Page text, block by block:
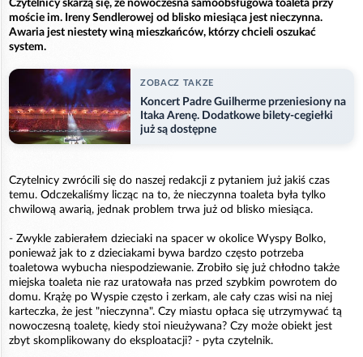
Czytelnicy skarżą się, że nowoczesna samoobsługowa toaleta przy
moście im. Ireny Sendlerowej od blisko miesiąca jest nieczynna.
Awaria jest niestety winą mieszkańców, którzy chcieli oszukać
system.
ZOBACZ TAKZE
Koncert Padre Guilherme przeniesiony na
Itaka Arenę. Dodatkowe bilety-cegiełki
już są dostępne
Czytelnicy zwrócili się do naszej redakcji z pytaniem już jakiś czas
temu. Odczekaliśmy licząc na to, że nieczynna toaleta była tylko
chwilową awarią, jednak problem trwa już od blisko miesiąca.
- Zwykle zabierałem dzieciaki na spacer w okolice Wyspy Bolko,
ponieważ jak to z dzieciakami bywa bardzo często potrzeba
toaletowa wybucha niespodziewanie. Zrobiło się już chłodno także
miejska toaleta nie raz uratowała nas przed szybkim powrotem do
domu. Krążę po Wyspie często i zerkam, ale cały czas wisi na niej
karteczka, że jest "nieczynna". Czy miastu opłaca się utrzymywać tą
nowoczesną toaletę, kiedy stoi nieużywana? Czy może obiekt jest
zbyt skomplikowany do eksploatacji? - pyta czytelnik.